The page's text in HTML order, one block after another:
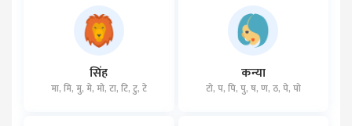
सिंह
मा, मि, मु, मे, मो, टा, टि, टु, टे
कन्या
टो, प, पि, पु, ष, ण, ठ, पे, पो